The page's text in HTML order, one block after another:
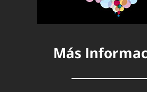
Más